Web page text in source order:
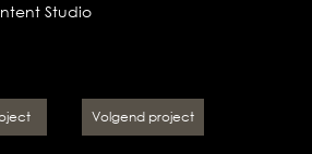
Studio
Volgend project